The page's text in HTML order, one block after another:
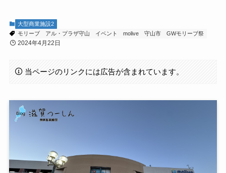
大型商業施設2
モリーブ
アル・プラザ守山 イベント molive 守山市 GWモリーブ祭
2024年4月22日
当ページのリンクには広告が含まれています。